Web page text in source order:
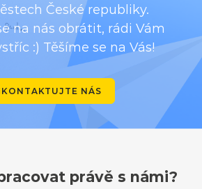
České republiky.
na nás obrátit, rádi Vám
:) Těšíme se na Vás!
KONTAKTUJTE NÁS
právě s námi?